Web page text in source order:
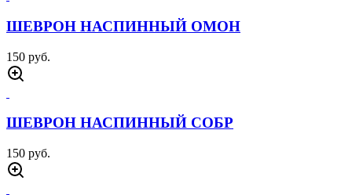
ШЕВРОН НАСПИННЫЙ ОМОН
150 руб.
ШЕВРОН НАСПИННЫЙ СОБР
150 руб.